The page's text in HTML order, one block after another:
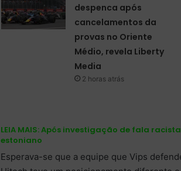
despenca após
cancelamentos da
provas no Oriente
Médio, revela Liberty
Media
2 horas atrás
LEIA MAIS:Após investigação de fala
estoniano
Esperava-se que a equipe que Vips